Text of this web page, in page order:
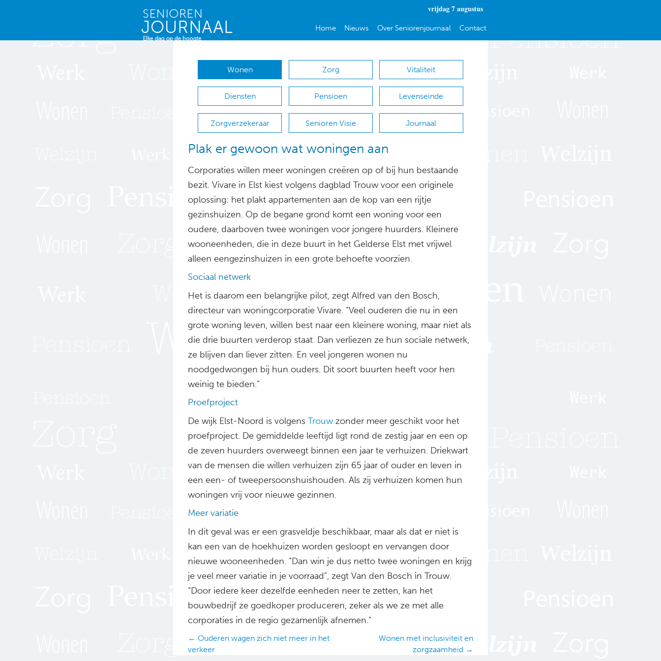
vrijdag 7 augustus
Home Nieuws Over Seniorenjournaal Contact
Wonen Zorg Vitaliteit
Diensten Pensioen Levenseinde
Zorgverzekeraar Senioren Visie Journaal
Plak er gewoon wat woningen aan
Corporaties willen meer woningen creëren op of bij hun bestaande
bezit. Vivare in Elst kiest volgens dagblad Trouw voor een originele
oplossing: het plakt appartementen aan de kop van een rijtje
gezinshuizen. Op de begane grond komt een woning voor een
oudere, daarboven twee woningen voor jongere huurders. Kleinere
wooneenheden, die in deze buurt in het Gelderse Elst met vrijwel
alleen eengezinshuizen in een grote behoefte voorzien.
Sociaal netwerk
Het is daarom een belangrijke pilot, zegt Alfred van den Bosch,
directeur van woningcorporatie Vivare. “Veel ouderen die nu in een
grote woning leven, willen best naar een kleinere woning, maar niet als
die drie buurten verderop staat. Dan verliezen ze hun sociale netwerk,
ze blijven dan liever zitten. En veel jongeren wonen nu
noodgedwongen bij hun ouders. Dit soort buurten heeft voor hen
weinig te bieden.”
Proefproject
De wijk Elst-Noord is volgens Trouw zonder meer geschikt voor het
proefproject. De gemiddelde leeftijd ligt rond de zestig jaar en een op
de zeven huurders overweegt binnen een jaar te verhuizen. Driekwart
van de mensen die willen verhuizen zijn 65 jaar of ouder en leven in
een een- of tweepersoonshuishouden. Als zij verhuizen komen hun
woningen vrij voor nieuwe gezinnen.
Meer variatie
In dit geval was er een grasveldje beschikbaar, maar als dat er niet is
kan een van de hoekhuizen worden gesloopt en vervangen door
nieuwe wooneenheden. “Dan win je dus netto twee woningen en krijg
je veel meer variatie in je voorraad”, zegt Van den Bosch in Trouw.
“Door iedere keer dezelfde eenheden neer te zetten, kan het
bouwbedrijf ze goedkoper produceren, zeker als we ze met alle
corporaties in de regio gezamenlijk afnemen.”
Posts
navigation
← Ouderen wagen zich niet meer in het
verkeer
Wonen met inclusiviteit en
zorgzaamheid →